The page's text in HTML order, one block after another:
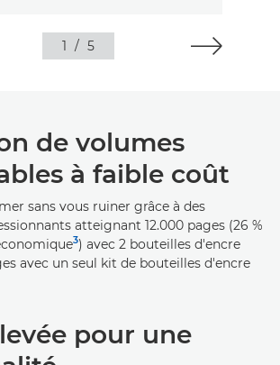
1 / 5
de volumes
à faible coût
sans vous ruiner grâce à des
atteignant 12.000 pages (26 %
3) avec 2 bouteilles d'encre
avec un seul kit de bouteilles d'encre
pour une